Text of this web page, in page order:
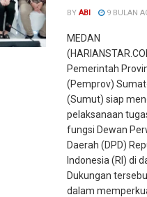
BY ABI 9 BULAN
MEDAN
Pemerintah
(Pemprov)
(Sumut) siap
pelaksanaan
fungsi Dewan
Daerah (DPD)
Indonesia (RI) di
Dukungan
dalam